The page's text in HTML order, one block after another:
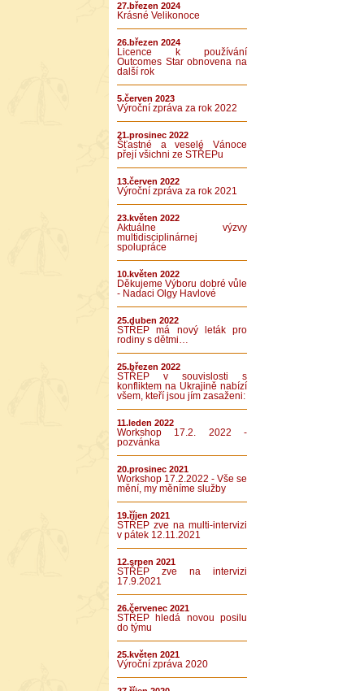
27.březen 2024
Krásné Velikonoce
26.březen 2024
Licence k používání
Outcomes Star obnovena na
další rok
5.červen 2023
Výroční zpráva za rok 2022
21.prosinec 2022
Šťastné a veselé Vánoce
přejí všichni ze STŘEPu
13.červen 2022
Výroční zpráva za rok 2021
23.květen 2022
Aktuálne výzvy
multidisciplinárnej
spolupráce
10.květen 2022
Děkujeme Výboru dobré vůle
- Nadaci Olgy Havlové
25.duben 2022
STŘEP má nový leták pro
rodiny s dětmi…
25.březen 2022
STŘEP v souvislosti s
konfliktem na Ukrajině nabízí
všem, kteří jsou jím zasaženi:
11.leden 2022
Workshop 17.2. 2022 -
pozvánka
20.prosinec 2021
Workshop 17.2.2022 - Vše se
mění, my měníme služby
19.říjen 2021
STŘEP zve na multi-intervizi
v pátek 12.11.2021
12.srpen 2021
STŘEP zve na intervizi
17.9.2021
26.červenec 2021
STŘEP hledá novou posilu
do týmu
25.květen 2021
Výroční zpráva 2020